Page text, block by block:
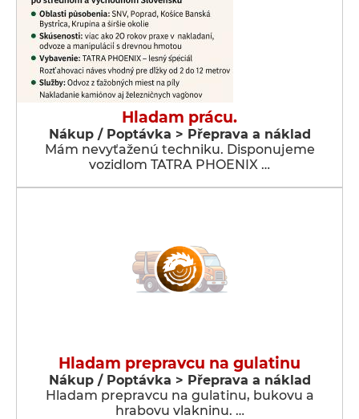
Hladam prácu.
Nákup / Poptávka > Přeprava a náklad
Mám nevyťaženú techniku. Disponujeme
vozidlom TATRA PHOENIX …
Hladam prepravcu na gulatinu
Nákup / Poptávka > Přeprava a náklad
Hladam prepravcu na gulatinu, bukovu a
hrabovu vlakninu. …